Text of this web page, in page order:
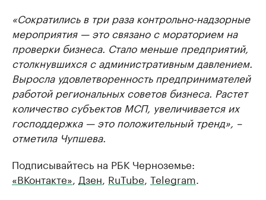
«Сократились в три раза контрольно-надзорные
мероприятия — это связано с мораторием на
проверки бизнеса. Стало меньше предприятий,
столкнувшихся с административным давлением.
Выросла удовлетворенность предпринимателей
работой региональных советов бизнеса. Растет
количество субъектов МСП, увеличивается их
господдержка — это положительный тренд», –
отметила Чупшева.
Подписывайтесь на РБК Черноземье:
«ВКонтакте», Дзен, RuTube, Telegram.